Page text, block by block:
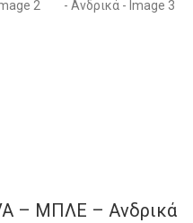
– ΜΠΛΕ – Ανδρικά